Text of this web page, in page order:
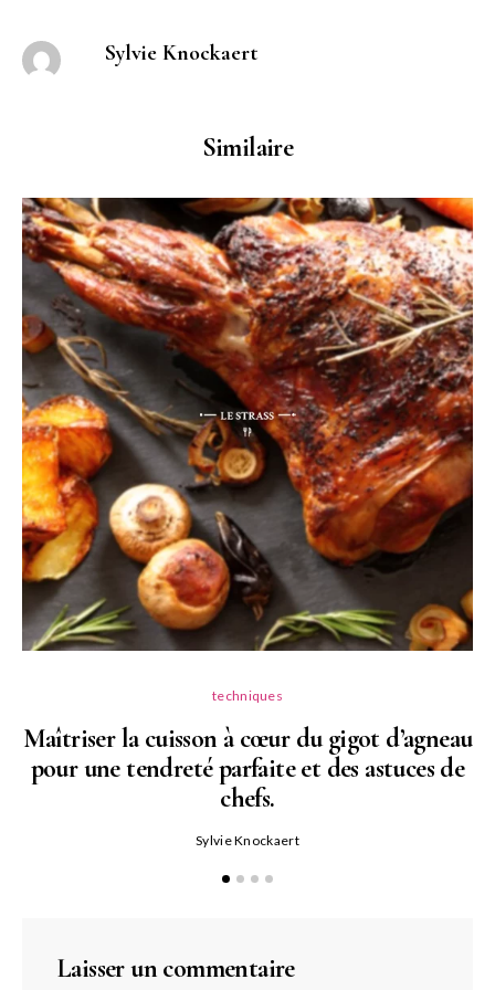
Sylvie Knockaert
Similaire
techniques
Maîtriser la cuisson à cœur du gigot d’agneau
pour une tendreté parfaite et des astuces de
chefs.
Sylvie Knockaert
Laisser un commentaire